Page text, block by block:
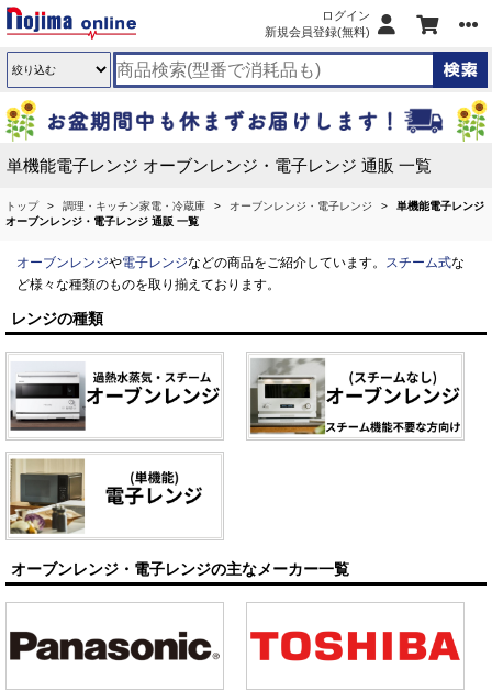
ログイン
新規会員登録(無料)
単機能電子レンジ オーブンレンジ・電子レンジ 通販 一覧
トップ 調理・キッチン家電・冷蔵庫 オーブンレンジ・電子レンジ
単機能電子レンジ
オーブンレンジ・電子レンジ 通販 一覧
オーブンレンジや電子レンジなどの商品をご紹介しています。 スチーム式な
ど様々な種類のものを取り揃えております。
レンジの種類
オーブンレンジ・電子レンジの主なメーカー一覧